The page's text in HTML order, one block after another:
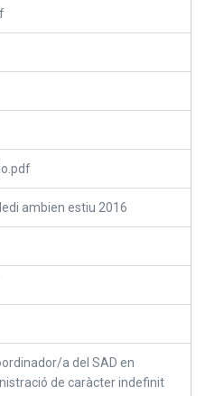
ambien estiu 2016
a del SAD en
de caràcter indefinit